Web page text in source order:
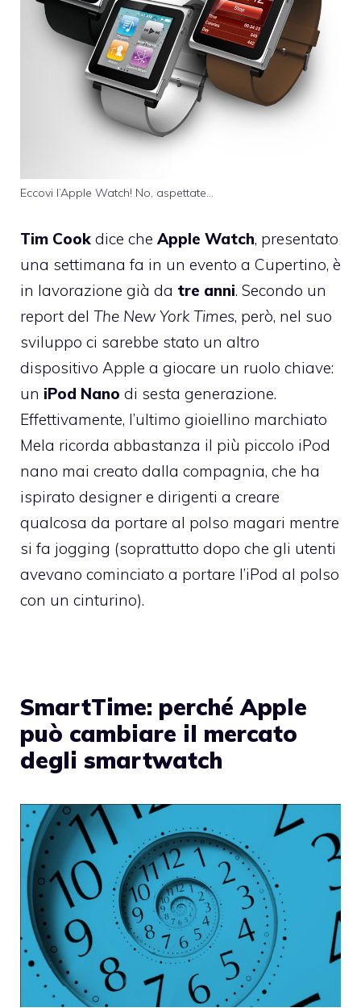
Eccovi l’Apple Watch! No, aspettate…
Tim Cook dice che Apple Watch, presentato
una settimana fa in un evento a Cupertino, è
in lavorazione già da tre anni. Secondo un
report del The New York Times, però, nel suo
sviluppo ci sarebbe stato un altro
dispositivo Apple a giocare un ruolo chiave:
un iPod Nano di sesta generazione.
Effettivamente, l’ultimo gioiellino marchiato
Mela ricorda abbastanza il più piccolo iPod
nano mai creato dalla compagnia, che ha
ispirato designer e dirigenti a creare
qualcosa da portare al polso magari mentre
si fa jogging (soprattutto dopo che gli utenti
avevano cominciato a portare l’iPod al polso
con un cinturino).
SmartTime: perché Apple
può cambiare il mercato
degli smartwatch